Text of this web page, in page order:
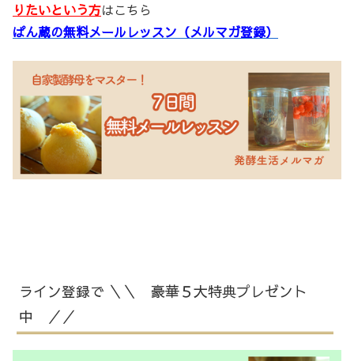
りたいという方はこちら
ぱん蔵の無料メールレッスン（メルマガ登録）
ライン登録で ＼＼ 豪華５大特典プレゼント
中 ／／